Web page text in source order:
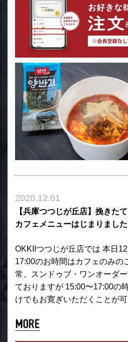
2020.12.01
【兵庫つつじが丘店】挽きた
カフェメニューはじまりました
OKKIIつつじが丘店では 本日
17:00のお時間はカフェのみの
常、スンドゥブ・ワンオーダ
ておりますが 15:00〜17:00の
けでもお寛ぎいただくことが